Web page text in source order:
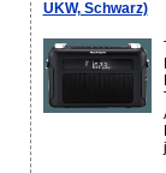
UKW, Schwarz)